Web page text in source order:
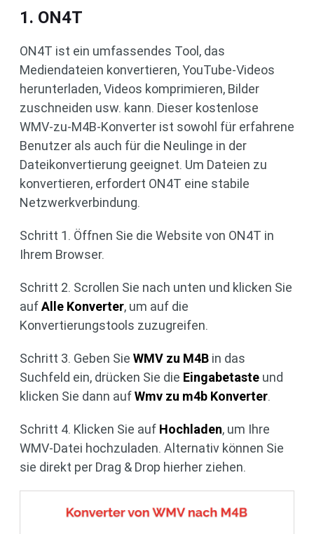
1. ON4T
ON4T ist ein umfassendes Tool, das
Mediendateien konvertieren, YouTube-Videos
herunterladen, Videos komprimieren, Bilder
zuschneiden usw. kann. Dieser kostenlose
WMV-zu-M4B-Konverter ist sowohl für erfahrene
Benutzer als auch für die Neulinge in der
Dateikonvertierung geeignet. Um Dateien zu
konvertieren, erfordert ON4T eine stabile
Netzwerkverbindung.
Schritt 1. Öffnen Sie die Website von ON4T in
Ihrem Browser.
Schritt 2. Scrollen Sie nach unten und klicken Sie
aufAlle Konverter, um auf die
Konvertierungstools zuzugreifen.
Schritt 3. Geben Sie WMV zu M4B in das
Suchfeld ein, drücken Sie die Eingabetaste und
klicken Sie dann aufWmv zu m4b Konverter.
Schritt 4. Klicken Sie auf Hochladen, um Ihre
WMV-Datei hochzuladen. Alternativ können Sie
sie direkt per Drag & Drop hierher ziehen.